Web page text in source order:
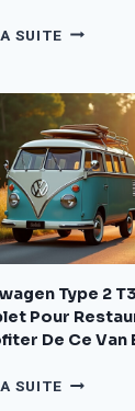
SUITEVAN
GUIDE
COMPLET
POUR
BIEN
CHOISIR
ET
VOTRE
Type 2
Pour
De Ce Van
SUITE